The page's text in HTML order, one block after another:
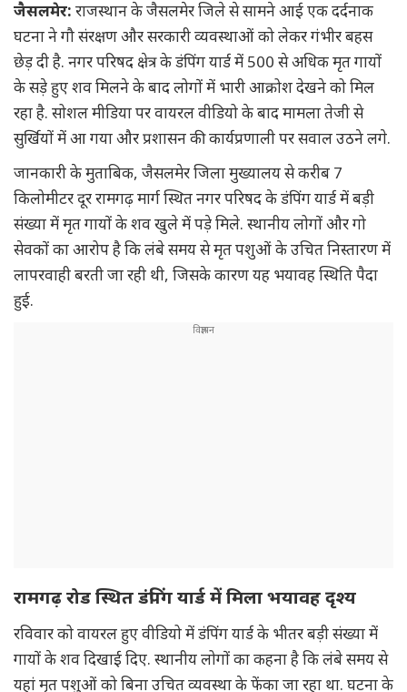
जैसलमेर: राजस्थान के जैसलमेर जिले से सामने आई एक दर्दनाक
घटना ने गौ संरक्षण और सरकारी व्यवस्थाओं को लेकर गंभीर बहस
छेड़ दी है. नगर परिषद क्षेत्र के डंपिंग यार्ड में 500 से अधिक मृत गायों
के सड़े हुए शव मिलने के बाद लोगों में भारी आक्रोश देखने को मिल
रहा है. सोशल मीडिया पर वायरल वीडियो के बाद मामला तेजी से
सुर्खियों में आ गया और प्रशासन की कार्यप्रणाली पर सवाल उठने लगे.
जानकारी के मुताबिक, जैसलमेर जिला मुख्यालय से करीब 7
किलोमीटर दूर रामगढ़ मार्ग स्थित नगर परिषद के डंपिंग यार्ड में बड़ी
संख्या में मृत गायों के शव खुले में पड़े मिले. स्थानीय लोगों और गो
सेवकों का आरोप है कि लंबे समय से मृत पशुओं के उचित निस्तारण में
लापरवाही बरती जा रही थी, जिसके कारण यह भयावह स्थिति पैदा
हुई.
रामगढ़ रोड स्थित डंपिंग यार्ड में मिला भयावह दृश्य
रविवार को वायरल हुए वीडियो में डंपिंग यार्ड के भीतर बड़ी संख्या में
गायों के शव दिखाई दिए. स्थानीय लोगों का कहना है कि लंबे समय से
यहां मृत पशुओं को बिना उचित व्यवस्था के फेंका जा रहा था. घटना के